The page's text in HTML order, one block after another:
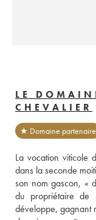
LE
CHEVALIER
★ Domaine partenaire
La vocation viticole
dans la seconde
son nom gascon, «
du propriétaire de
développe, gagnant